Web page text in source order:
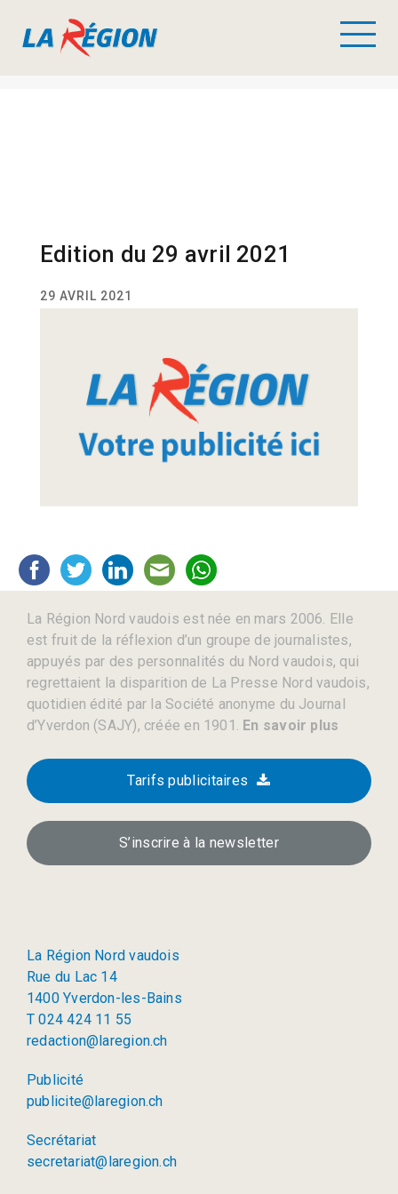
Edition du 29 avril 2021
29 AVRIL 2021
La Région Nord vaudois est née en mars 2006. Elle
est fruit de la réflexion d’un groupe de journalistes,
appuyés par des personnalités du Nord vaudois, qui
regrettaient la disparition de La Presse Nord vaudois,
quotidien édité par la Société anonyme du Journal
d’Yverdon (SAJY), créée en 1901. En savoir plus
Tarifs publicitaires
S’inscrire à la newsletter
La Région Nord vaudois
Rue du Lac 14
1400 Yverdon-les-Bains
T 024 424 11 55
redaction@laregion.ch
Publicité
publicite@laregion.ch
Secrétariat
secretariat@laregion.ch